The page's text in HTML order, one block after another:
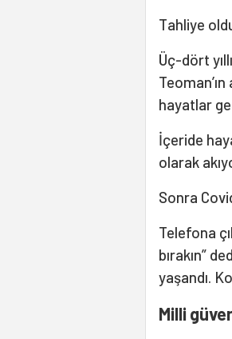
Tahliye
Üç-dört
hayatlar
İçeride
olarak
Sonra
Telefona
bırakın”
yaşandı.
Milli